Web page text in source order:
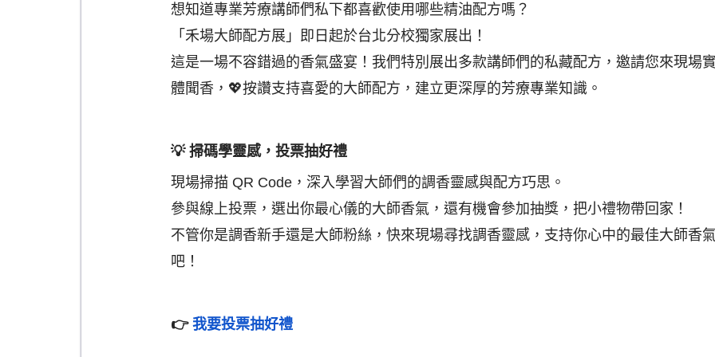
想知道專業芳療講師們私下都喜歡使用哪些精油配方嗎？
「禾場大師配方展」即日起於台北分校獨家展出！
這是一場不容錯過的香氣盛宴！我們特別展出多款講師們的私藏配方，邀請您來現場
體聞香，💖按讚支持喜愛的大師配方，建立更深厚的芳療專業知識。
💡 掃碼學靈感，投票抽好禮
現場掃描 QR Code，深入學習大師們的調香靈感與配方巧思。
參與線上投票，選出你最心儀的大師香氣，還有機會參加抽獎，把小禮物帶回家！
不管你是調香新手還是大師粉絲，快來現場尋找調香靈感，支持你心中的最佳大師香
吧！
👉 我要投票抽好禮